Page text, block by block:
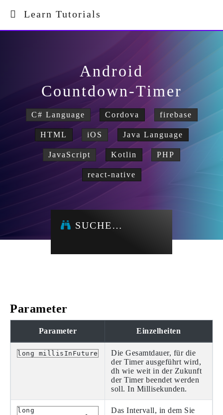
Learn Tutorials
Android
Countdown-Timer
C# Language Cordova firebase
HTML iOS Java Language
JavaScript Kotlin PHP
react-native
SUCHE…
Parameter
Parameter Einzelheiten
long millisInFuture
Die Gesamtdauer, für die
der Timer ausgeführt wird,
dh wie weit in der Zukunft
der Timer beendet werden
soll. In Millisekunden.
long
Das Intervall, in dem Sie